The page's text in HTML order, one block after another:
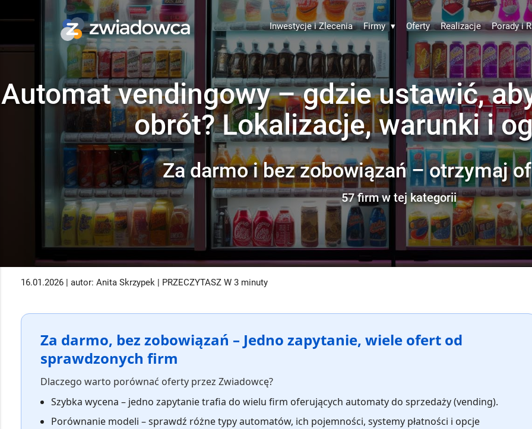
Inwestycje i Zlecenia Firmy ▾ Oferty Realizacje Porady i
Automat vendingowy – gdzie ustawić,
obrót? Lokalizacje, warunki i
Za darmo i bez zobowiązań – otrzymaj
57 firm w tej kategorii
16.01.2026 | autor: Anita Skrzypek | PRZECZYTASZ W 3 minuty
Za darmo, bez zobowiązań – Jedno zapytanie, wiele ofert od
sprawdzonych firm
Dlaczego warto porównać oferty przez Zwiadowcę?
Szybka wycena – jedno zapytanie trafia do wielu firm oferujących automaty do sprzedaży (vending).
Porównanie modeli – sprawdź różne typy automatów, ich pojemności, systemy płatności i opcje